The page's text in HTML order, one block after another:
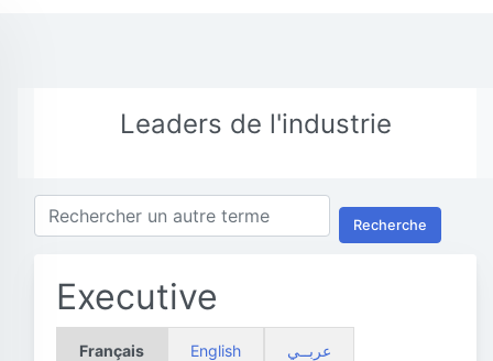
Leaders de l'industrie
Recherche
Executive
Français English عربــي